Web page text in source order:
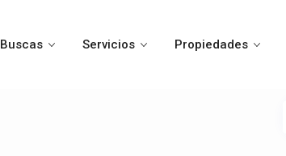
Buscas Servicios Propiedades